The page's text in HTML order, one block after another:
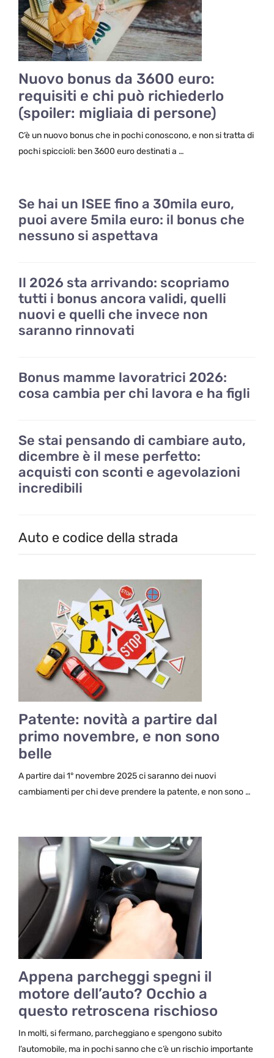
Nuovo bonus da 3600 euro:
requisiti e chi può richiederlo
(spoiler: migliaia di persone)
C’è un nuovo bonus che in pochi conoscono, e non si tratta di
pochi spiccioli: ben 3600 euro destinati a …
Se hai un ISEE fino a 30mila euro,
puoi avere 5mila euro: il bonus che
nessuno si aspettava
Il 2026 sta arrivando: scopriamo
tutti i bonus ancora validi, quelli
nuovi e quelli che invece non
saranno rinnovati
Bonus mamme lavoratrici 2026:
cosa cambia per chi lavora e ha figli
Se stai pensando di cambiare auto,
dicembre è il mese perfetto:
acquisti con sconti e agevolazioni
incredibili
Auto e codice della strada
Patente: novità a partire dal
primo novembre, e non sono
belle
A partire dai 1° novembre 2025 ci saranno dei nuovi
cambiamenti per chi deve prendere la patente, e non sono …
Appena parcheggi spegni il
motore dell’auto? Occhio a
questo retroscena rischioso
In molti, si fermano, parcheggiano e spengono subito
l’automobile, ma in pochi sanno che c’è un rischio importante